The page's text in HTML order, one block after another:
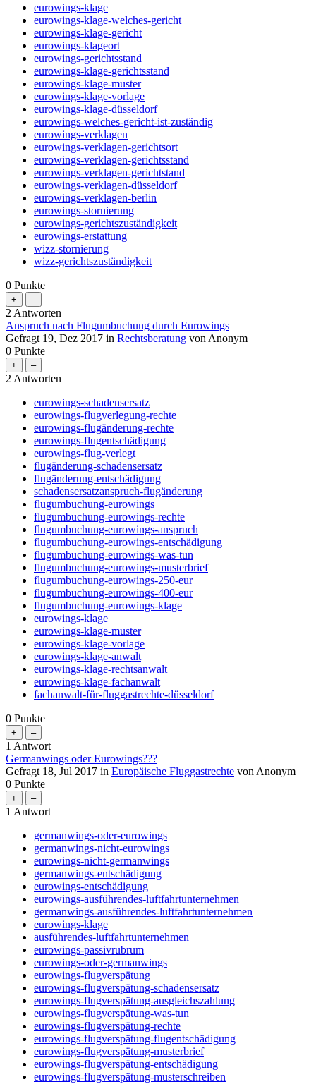
eurowings-klage
eurowings-klage-welches-gericht
eurowings-klage-gericht
eurowings-klageort
eurowings-gerichtsstand
eurowings-klage-gerichtsstand
eurowings-klage-muster
eurowings-klage-vorlage
eurowings-klage-düsseldorf
eurowings-welches-gericht-ist-zuständig
eurowings-verklagen
eurowings-verklagen-gerichtsort
eurowings-verklagen-gerichtsstand
eurowings-verklagen-gerichtstand
eurowings-verklagen-düsseldorf
eurowings-verklagen-berlin
eurowings-stornierung
eurowings-gerichtszuständigkeit
eurowings-erstattung
wizz-stornierung
wizz-gerichtszuständigkeit
0 Punkte
2 Antworten
Anspruch nach Flugumbuchung durch Eurowings
Gefragt 19, Dez 2017 in Rechtsberatung von Anonym
0 Punkte
2 Antworten
eurowings-schadensersatz
eurowings-flugverlegung-rechte
eurowings-flugänderung-rechte
eurowings-flugentschädigung
eurowings-flug-verlegt
flugänderung-schadensersatz
flugänderung-entschädigung
schadensersatzanspruch-flugänderung
flugumbuchung-eurowings
flugumbuchung-eurowings-rechte
flugumbuchung-eurowings-anspruch
flugumbuchung-eurowings-entschädigung
flugumbuchung-eurowings-was-tun
flugumbuchung-eurowings-musterbrief
flugumbuchung-eurowings-250-eur
flugumbuchung-eurowings-400-eur
flugumbuchung-eurowings-klage
eurowings-klage
eurowings-klage-muster
eurowings-klage-vorlage
eurowings-klage-anwalt
eurowings-klage-rechtsanwalt
eurowings-klage-fachanwalt
fachanwalt-für-fluggastrechte-düsseldorf
0 Punkte
1 Antwort
Germanwings oder Eurowings???
Gefragt 18, Jul 2017 in Europäische Fluggastrechte von Anonym
0 Punkte
1 Antwort
germanwings-oder-eurowings
germanwings-nicht-eurowings
eurowings-nicht-germanwings
germanwings-entschädigung
eurowings-entschädigung
eurowings-ausführendes-luftfahrtunternehmen
germanwings-ausführendes-luftfahrtunternehmen
eurowings-klage
ausführendes-luftfahrtunternehmen
eurowings-passivrubrum
eurowings-oder-germanwings
eurowings-flugverspätung
eurowings-flugverspätung-schadensersatz
eurowings-flugverspätung-ausgleichszahlung
eurowings-flugverspätung-was-tun
eurowings-flugverspätung-rechte
eurowings-flugverspätung-flugentschädigung
eurowings-flugverspätung-musterbrief
eurowings-flugverspätung-entschädigung
eurowings-flugverspätung-musterschreiben